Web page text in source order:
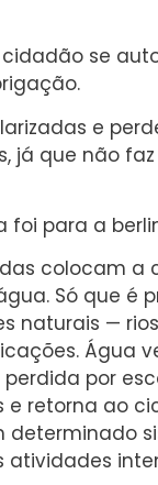
se
e
já que não
foi para a
colocam a
Só que é
naturais —
Água
por
retorna ao
determinado
atividades